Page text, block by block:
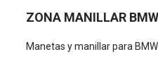
ZONA MANILLAR
Manetas y manillarpara